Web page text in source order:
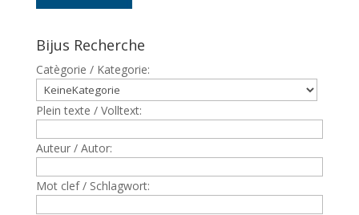
Bijus Recherche
Catègorie / Kategorie:
Plein texte / Volltext:
Auteur / Autor:
Mot clef / Schlagwort: